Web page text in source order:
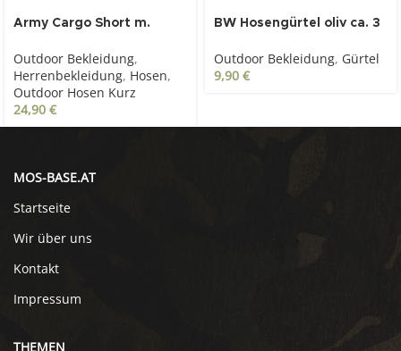
Army Cargo Short m.
Outdoor Bekleidung,
Herrenbekleidung, Hosen,
Outdoor Hosen Kurz
24,90 €
BW Hosengürtel oliv ca. 3
Outdoor Bekleidung, Gürtel
9,90 €
MOS-BASE.AT
Startseite
Wir über uns
Kontakt
Impressum
THEMEN